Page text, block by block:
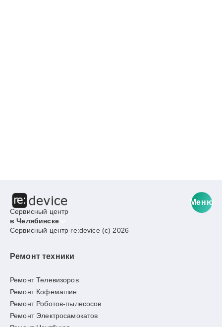
Сервисный центр
в Челябинске
Меню
Сервисный центр re:device (c) 2026
Ремонт техники
Ремонт Телевизоров
Ремонт Кофемашин
Ремонт Роботов-пылесосов
Ремонт Электросамокатов